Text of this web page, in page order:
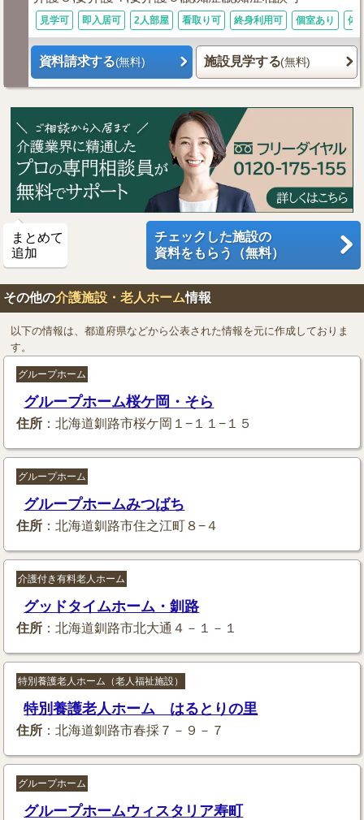
見学可 即入居可 2人部屋 看取り可 終身利用可 個室あり 体
資料請求する(無料) 施設見学する(無料)
まとめて
追加
チェックした施設の
資料をもらう（無料）
その他の介護施設・老人ホーム情報
以下の情報は、都道府県などから公表された情報を元に作成しておりま
す。
グループホーム
グループホーム桜ケ岡・そら
住所 ：北海道釧路市桜ケ岡１−１１−１５
グループホーム
グループホームみつばち
住所 ：北海道釧路市住之江町８−４
介護付き有料老人ホーム
グッドタイムホーム・釧路
住所 ：北海道釧路市北大通４－１－１
特別養護老人ホーム（老人福祉施設）
特別養護老人ホーム はるとりの里
住所 ：北海道釧路市春採７－９－７
グループホーム
グループホームウィスタリア寿町